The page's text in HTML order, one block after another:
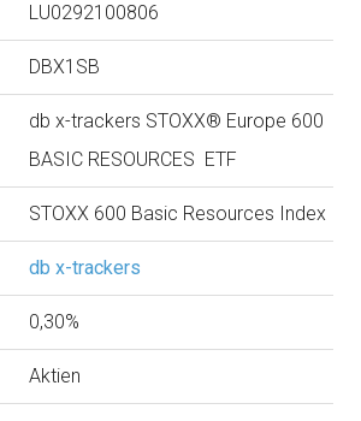
LU0292100806
DBX1SB
db x-trackers STOXX® Europe 600
BASIC RESOURCES ETF
STOXX 600 Basic Resources Index
db x-trackers
0,30%
Aktien